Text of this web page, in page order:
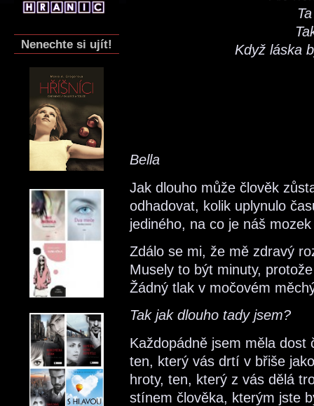
Nenechte si ujít!
Když láska
Bella
Jak dlouho může člověk
odhadovat, kolik uplynulo
jediného, na co je náš
Zdálo se mi, že mě zdravý
Musely to být minuty,
Žádný tlak v močovém
Tak jak dlouho tady jsem?
Každopádně jsem měla
ten, který vás drtí v břiše
hroty, ten, který z vás dělá
stínem člověka, kterým jste